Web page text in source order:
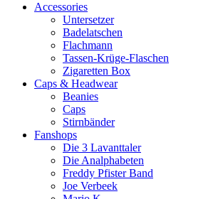
Accessories
Untersetzer
Badelatschen
Flachmann
Tassen-Krüge-Flaschen
Zigaretten Box
Caps & Headwear
Beanies
Caps
Stirnbänder
Fanshops
Die 3 Lavanttaler
Die Analphabeten
Freddy Pfister Band
Joe Verbeek